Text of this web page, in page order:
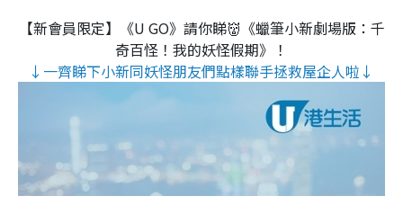
【新會員限定】《U GO》請你睇👹《蠟筆小新劇場版：千
奇百怪！我的妖怪假期》！
↓一齊睇下小新同妖怪朋友們點樣聯手拯救屋企人啦↓